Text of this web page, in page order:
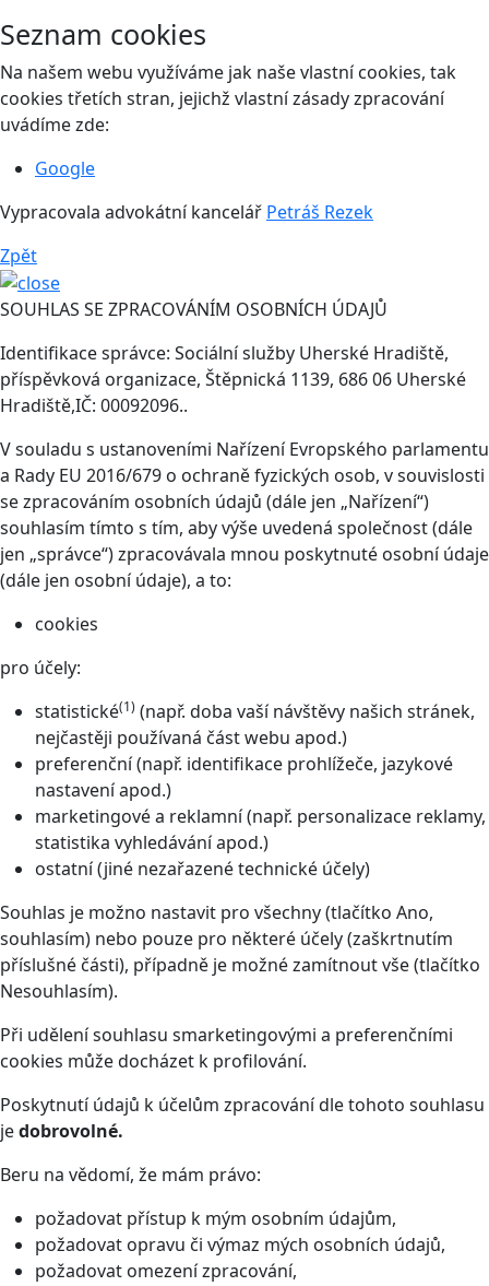
Seznam cookies
Na našem webu využíváme jak naše vlastní cookies, tak
cookies třetích stran, jejichž vlastní zásady zpracování
uvádíme zde:
Google
Vypracovala advokátní kancelář Petráš Rezek
Zpět
SOUHLAS SE ZPRACOVÁNÍM OSOBNÍCH ÚDAJŮ
Identifikace správce: Sociální služby Uherské Hradiště,
příspěvková organizace, Štěpnická 1139, 686 06 Uherské
Hradiště,IČ: 00092096..
V souladu s ustanoveními Nařízení Evropského parlamentu
a Rady EU 2016/679 o ochraně fyzických osob, v souvislosti
se zpracováním osobních údajů (dále jen „Nařízení“)
souhlasím tímto s tím, aby výše uvedená společnost (dále
jen „správce“) zpracovávala mnou poskytnuté osobní údaje
(dále jen osobní údaje), a to:
cookies
pro účely:
statistické(1) (např. doba vaší návštěvy našich stránek,
nejčastěji používaná část webu apod.)
preferenční (např. identifikace prohlížeče, jazykové
nastavení apod.)
marketingové a reklamní (např. personalizace reklamy,
statistika vyhledávání apod.)
ostatní (jiné nezařazené technické účely)
Souhlas je možno nastavit pro všechny (tlačítko Ano,
souhlasím) nebo pouze pro některé účely (zaškrtnutím
příslušné části), případně je možné zamítnout vše (tlačítko
Nesouhlasím).
Při udělení souhlasu smarketingovými a preferenčními
cookies může docházet k profilování.
Poskytnutí údajů k účelům zpracování dle tohoto souhlasu
jedobrovolné.
Beru na vědomí, že mám právo:
požadovat přístup k mým osobním údajům,
požadovat opravu či výmaz mých osobních údajů,
požadovat omezení zpracování,